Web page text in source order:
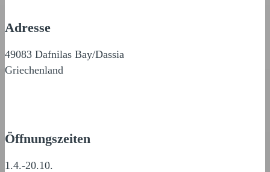
Adresse
49083 Dafnilas Bay/Dassia
Griechenland
Öffnungszeiten
1.4.-20.10.